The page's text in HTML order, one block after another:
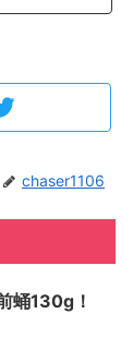
chaser1106
蛹130g！